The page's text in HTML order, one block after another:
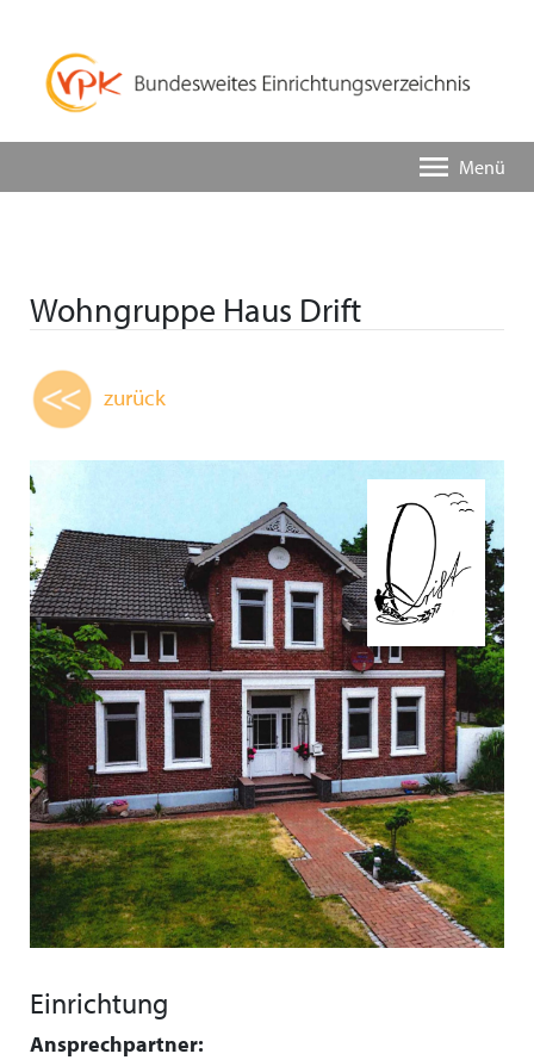
Menü
Wohngruppe Haus Drift
zurück
Einrichtung
Ansprechpartner: